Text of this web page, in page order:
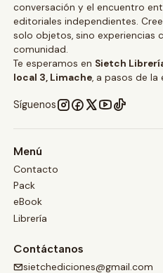
conversación y el encuentro
editoriales independientes.
solo objetos, sino experiencias
comunidad.
Te esperamos en Sietch
local 3, Limache, a pasos de la
Síguenos
Menú
Contacto
Pack
eBook
Librería
Contáctanos
sietchediciones@gmail.com